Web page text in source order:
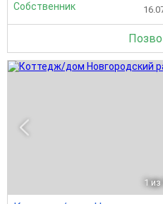
Собственник
1 из